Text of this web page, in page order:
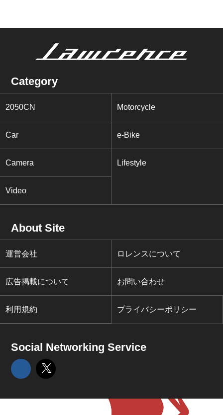
Category
2050CN Motorcycle
Car e-Bike
Camera Lifestyle
Video
About Site
運営会社 ロレンスについて
広告掲載について お問い合わせ
利用規約 プライバシーポリシー
Social Networking Service